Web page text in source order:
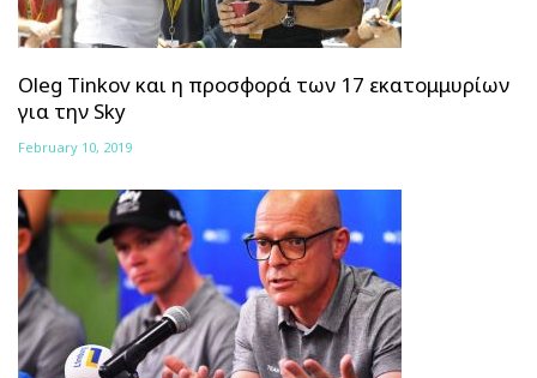
Oleg Tinkov και η προσφορά των 17 εκατομμυρίων
για την Sky
February 10, 2019